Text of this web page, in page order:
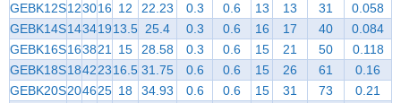
GEBK12S123016 12 22.23 0.3 0.6 13 13 31
0.058
GEBK14S14341913.5 25.4 0.3 0.6 16 17 40
0.084
GEBK16S163821 15 28.58 0.3 0.6 15 21 50
0.118
GEBK18S18422316.5 31.75 0.6 0.6 15 26 61
0.16
GEBK20S204625 18 34.93 0.6 0.6 15 31 73
0.21